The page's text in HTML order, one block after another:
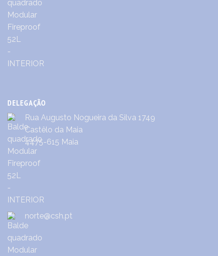
DELEGAÇÃO
Rua Augusto Nogueira da Silva 1749
Castêlo da Maia
4475-615 Maia
norte@csh.pt